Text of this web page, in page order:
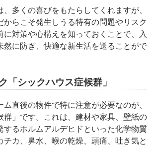
多くの喜びをもたらしてくれますが、
からこそ発生しうる特有の問題やリスク
に対策や心構えを知っておくことで、入
然に防ぎ、快適な新生活を送ることがで
「シックハウス症候群」
直後の物件で特に注意が必要なのが、
群」です。これは、建材や家具、壁紙の
するホルムアルデヒドといった化学物質
チカ、鼻水、喉の乾燥、頭痛、吐き気と